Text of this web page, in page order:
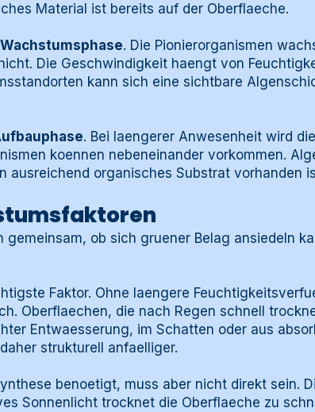
Material ist bereits auf der Oberflaeche.
Wachstumsphase. Die Pionierorganismen
Die Geschwindigkeit haengt von
kann sich eine sichtbare
. Bei laengerer Anwesenheit wird
koennen nebeneinander vorkommen.
ausreichend organisches Substrat vorhanden
gemeinsam, ob sich gruener Belag ansiedeln
Faktor. Ohne laengere
Oberflaechen, die nach Regen schnell
Entwaesserung, im Schatten oder aus
strukturell anfaelliger.
benoetigt, muss aber nicht direkt sein.
Sonnenlicht trocknet die Oberflaeche zu